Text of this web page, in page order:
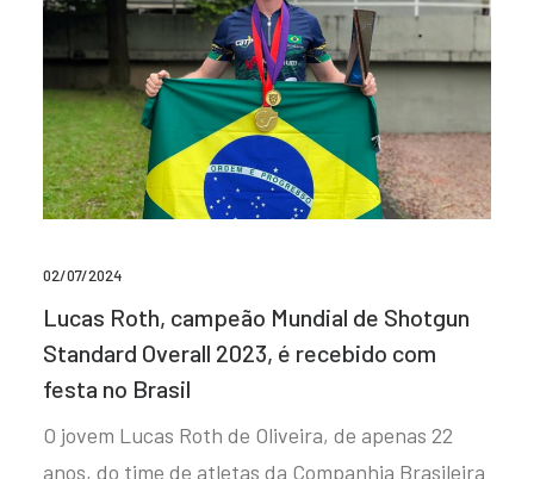
02/07/2024
Lucas Roth, campeão Mundial de Shotgun
Standard Overall 2023, é recebido com
festa no Brasil
O jovem Lucas Roth de Oliveira, de apenas 22
anos, do time de atletas da Companhia Brasileira